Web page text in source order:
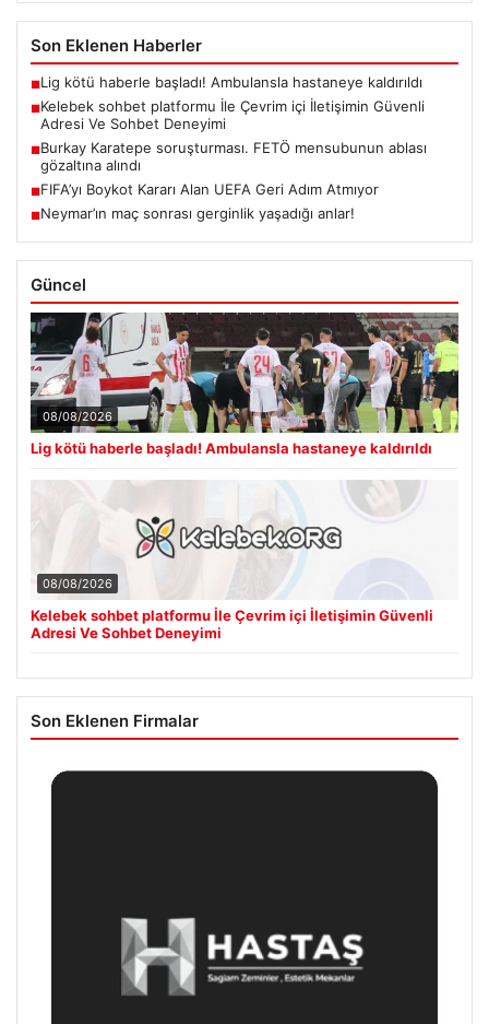
■
Kelebek sohbet platformu İle Çevrim içi İletişimin Güvenli
Adresi Ve Sohbet Deneyimi
Burkay Karatepe soruşturması. FETÖ mensubunun ablası
gözaltına alındı
■FIFA’yı Boykot Kararı Alan UEFA Geri Adım Atmıyor
Neymar’ın maç sonrası gerginlik yaşadığı anlar!
Güncel
08/08/2026
Lig kötü haberle başladı! Ambulansla hastaneye kaldırıldı
Kelebek sohbet platformu İle Çevrim içi İletişimin Güvenli
Adresi Ve Sohbet Deneyimi
Son Eklenen Firmalar